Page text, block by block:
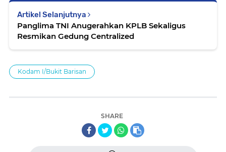
Artikel Selanjutnya
Panglima TNI Anugerahkan KPLB Sekaligus
Resmikan Gedung Centralized
Kodam I/Bukit Barisan
SHARE